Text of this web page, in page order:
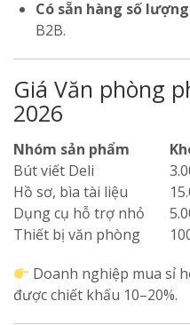
Có sẵn hàng số
B2B.
Giá Văn phòng
2026
Nhóm sản phẩm
Bút viết Deli
Hồ sơ, bìa tài liệu
Dụng cụ hỗ trợ nhỏ
Thiết bị văn phòng
Doanh nghiệp mua sỉ
được chiết khấu 10–20%.